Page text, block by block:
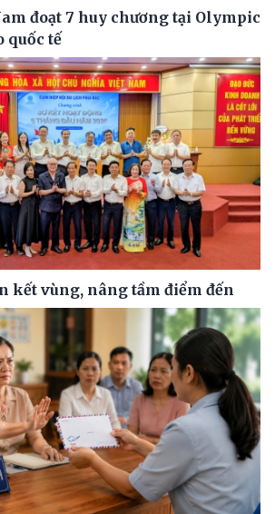
đoạt 7 huy chương tại Olympic
quốc tế
kết vùng, nâng tầm điểm đến